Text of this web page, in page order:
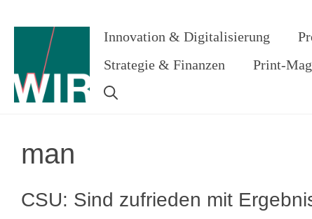
Innovation & Digitalisierung
Strategie & Finanzen
Print-
man
CSU: Sind zufrieden mit